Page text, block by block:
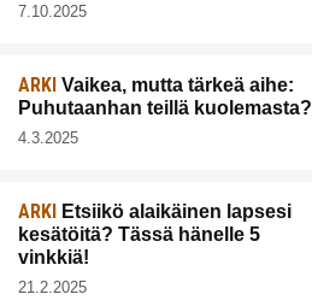
7.10.2025
ARKI Vaikea, mutta tärkeä aihe:
Puhutaanhan teillä kuolemasta?
4.3.2025
ARKI Etsiikö alaikäinen lapsesi
kesätöitä? Tässä hänelle 5
vinkkiä!
21.2.2025